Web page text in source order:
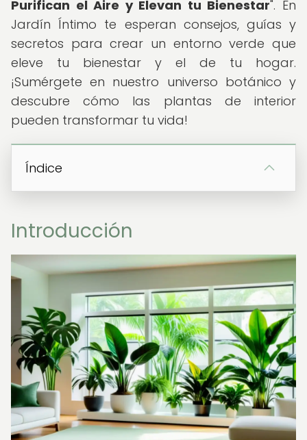
Purifican el Aire y Elevan tu Bienestar". En
Jardín Íntimo te esperan consejos, guías y
secretos para crear un entorno verde que
eleve tu bienestar y el de tu hogar.
¡Sumérgete en nuestro universo botánico y
descubre cómo las plantas de interior
pueden transformar tu vida!
Índice
Introducción